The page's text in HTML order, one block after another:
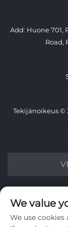
Add: Huone 701,
Road,
Tekijänoikeus ©
Liity
We value
We use